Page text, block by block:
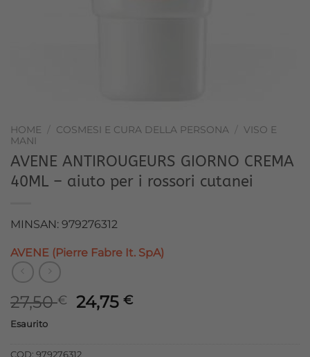
HOME / COSMESI E CURA DELLA PERSONA / VISO E
MANI
AVENE ANTIROUGEURS GIORNO CREMA
40ML – aiuto per i rossori cutanei
MINSAN: 979276312
AVENE (Pierre Fabre It. SpA)
27,50€
Il
era:
24,75€Il
Esaurito
COD: 979276312